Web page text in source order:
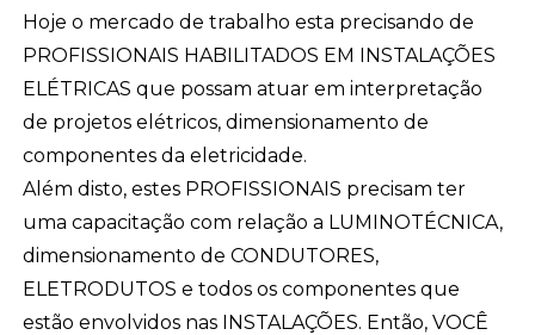
Hoje o mercado de trabalho esta precisando de
PROFISSIONAIS HABILITADOS EM INSTALAÇÕES
ELÉTRICAS que possam atuar em interpretação
de projetos elétricos, dimensionamento de
componentes da eletricidade.
Além disto, estes PROFISSIONAIS precisam ter
uma capacitação com relação a LUMINOTÉCNICA,
dimensionamento de CONDUTORES,
ELETRODUTOS e todos os componentes que
estão envolvidos nas INSTALAÇÕES. Então, VOCÊ